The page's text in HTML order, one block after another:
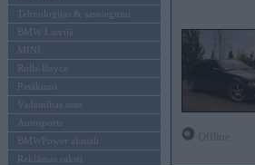
Tehnoloģijas & sasniegumi
BMW Latvijā
MINI
Rolls-Royce
Pasākumi
Vadāmības tests
Autosports
BMWPower aktuāli
Reklāmas raksti